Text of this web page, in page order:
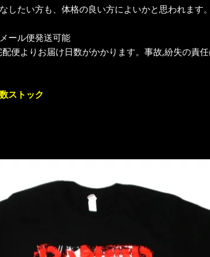
したい方も、体格の良い方によいかと思われま
ール便発送可能
便よりお届け日数がかかります。事故,紛失の責
ストック